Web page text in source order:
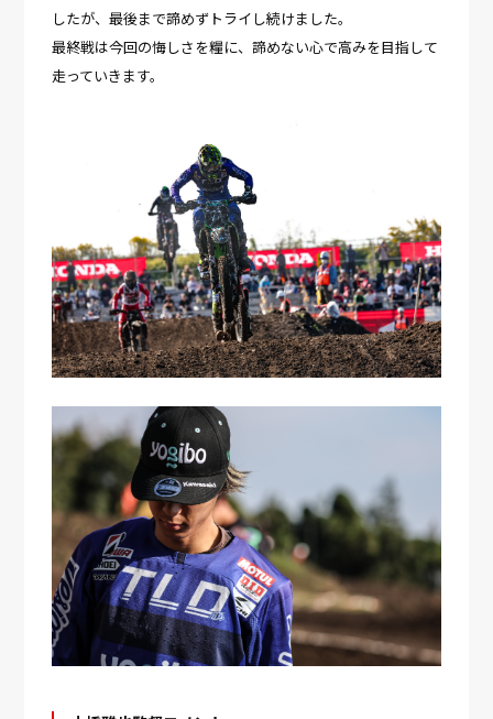
したが、最後まで諦めずトライし続けました。
最終戦は今回の悔しさを糧に、諦めない心で高みを目指して
走っていきます。